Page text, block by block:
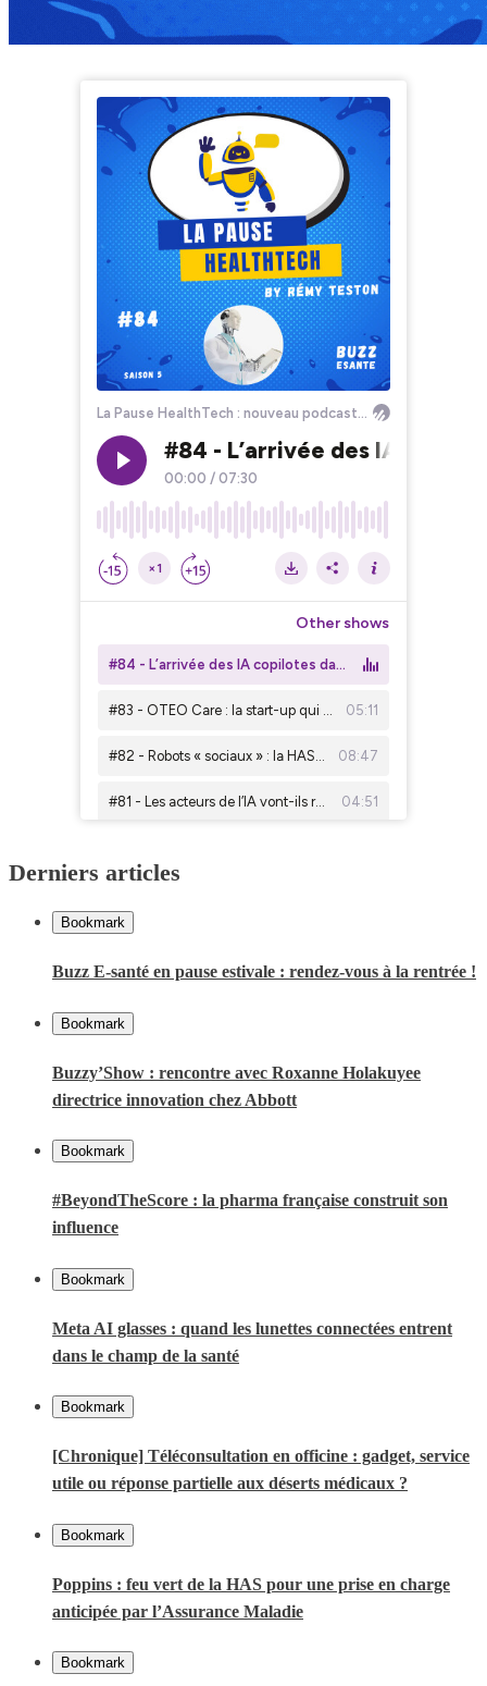
Derniers articles
Bookmark
Buzz E-santé en pause estivale : rendez-vous à la rentrée !
Bookmark
Buzzy’Show : rencontre avec Roxanne Holakuyee
directrice innovation chez Abbott
Bookmark
#BeyondTheScore : la pharma française construit son
influence
Bookmark
Meta AI glasses : quand les lunettes connectées entrent
dans le champ de la santé
Bookmark
[Chronique] Téléconsultation en officine : gadget, service
utile ou réponse partielle aux déserts médicaux ?
Bookmark
Poppins : feu vert de la HAS pour une prise en charge
anticipée par l’Assurance Maladie
Bookmark